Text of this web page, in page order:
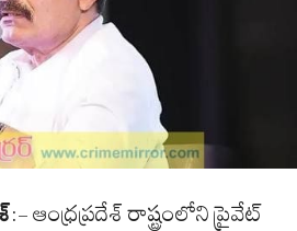
:- ఆంధ్రప్రదేశ్ రాష్ట్రంలోని ప్రైవేట్